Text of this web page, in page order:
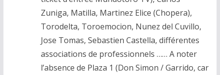
Zuniga, Matilla, Martinez Elice (Chopera),
Torodelta, Toroemocion, Nunez del Cuvillo,
Jose Tomas, Sebastien Castella, différentes
associations de professionnels …… A noter
l’absence de Plaza 1 (Don Simon / Garrido, car